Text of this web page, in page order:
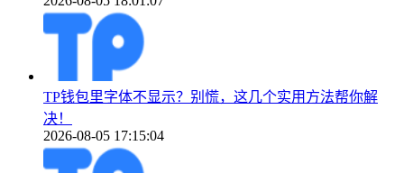
TP钱包里字体不显示？别慌，这几个实用方法帮你解
决！
2026-08-05 17:15:04